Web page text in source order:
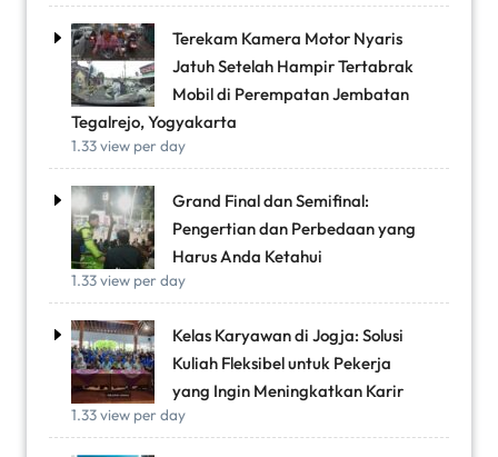
Terekam Kamera Motor Nyaris
Jatuh Setelah Hampir Tertabrak
Mobil di Perempatan Jembatan
Tegalrejo, Yogyakarta
1.33 view per day
Grand Final dan Semifinal:
Pengertian dan Perbedaan yang
Harus Anda Ketahui
1.33 view per day
Kelas Karyawan di Jogja: Solusi
Kuliah Fleksibel untuk Pekerja
yang Ingin Meningkatkan Karir
1.33 view per day